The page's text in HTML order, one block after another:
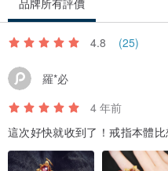
品牌所有評價
4.8 (25)
羅*必
4 年前
這次好快就收到了！戒指本體比